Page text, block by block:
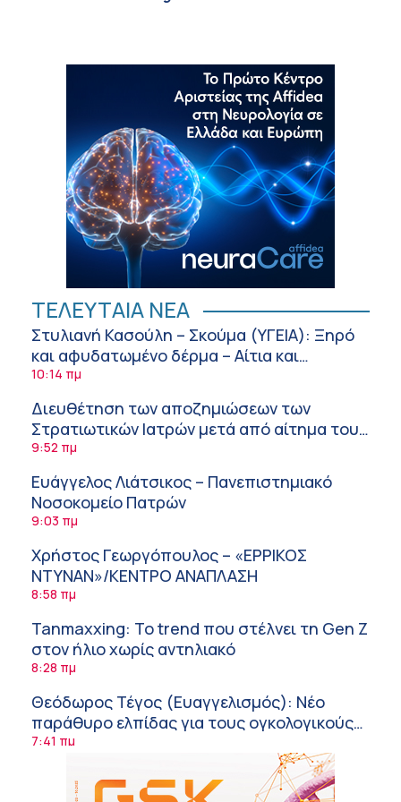
ΤΕΛΕΥΤΑΙΑ ΝΕΑ
Στυλιανή Κασούλη – Σκούμα (ΥΓΕΙΑ): Ξηρό
και αφυδατωμένο δέρμα – Αίτια και
αντιμετώπιση
10:14 πμ
Διευθέτηση των αποζημιώσεων των
Στρατιωτικών Ιατρών μετά από αίτημα του
ΙΣΑ
9:52 πμ
Ευάγγελος Λιάτσικος – Πανεπιστημιακό
Νοσοκομείο Πατρών
9:03 πμ
Χρήστος Γεωργόπουλος – «ΕΡΡΙΚΟΣ
ΝΤΥΝΑΝ»/ΚΕΝΤΡΟ ΑΝΑΠΛΑΣΗ
8:58 πμ
Tanmaxxing: To trend που στέλνει τη Gen Z
στον ήλιο χωρίς αντηλιακό
8:28 πμ
Θεόδωρος Τέγος (Ευαγγελισμός): Νέο
παράθυρο ελπίδας για τους ογκολογικούς
ασθενείς μέσω κλινικών δοκιμών
7:41 πμ
Ασφάλεια στο νερό: 8 χρήσιμες οδηγίες
από τον Ελληνικό Ερυθρό Σταυρό